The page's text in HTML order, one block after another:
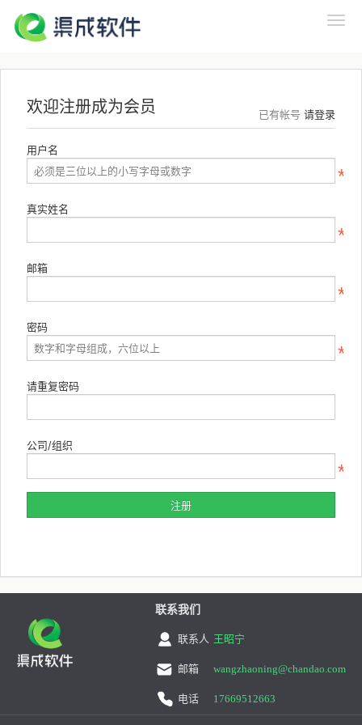
欢迎注册成为会员 已有帐号 请登录
用户名
真实姓名
邮箱
密码
请重复密码
公司/组织
联系我们
联系人 王昭宁
邮箱 wangzhaoning@chandao.com
电话 17669512663